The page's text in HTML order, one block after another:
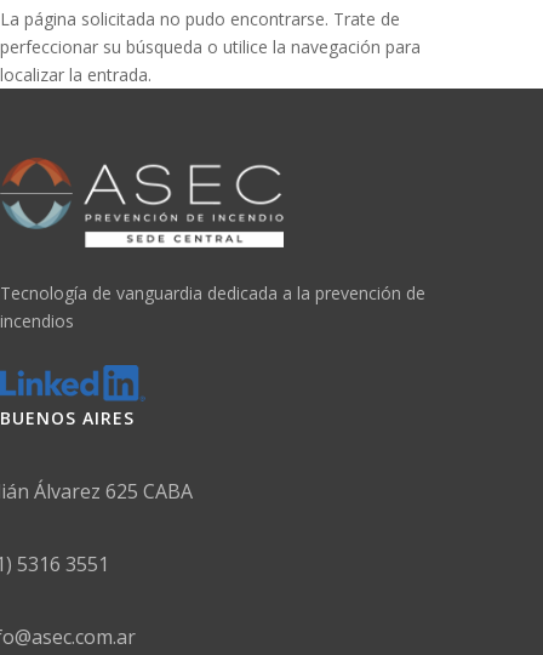
La página solicitada no pudo encontrarse. Trate de
perfeccionar su búsqueda o utilice la navegación para
localizar la entrada.
Tecnología de vanguardia dedicada a la prevención de
incendios
BUENOS AIRES
Álvarez 625 CABA
5316 3551